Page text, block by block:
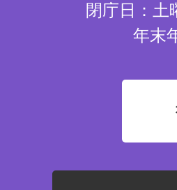
閉庁日：土
年末